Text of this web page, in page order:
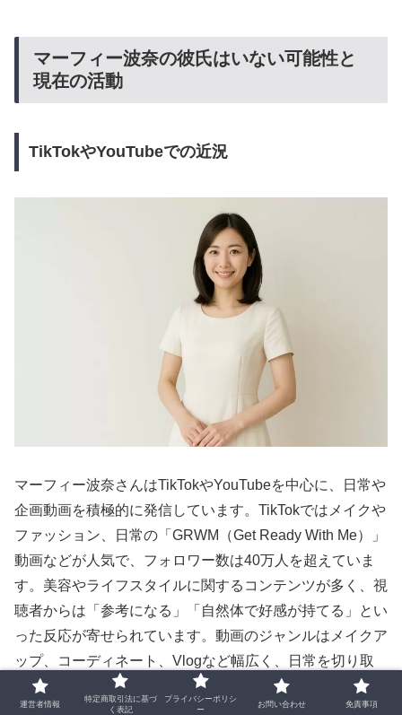
マーフィー波奈の彼氏はいない可能性と
現在の活動
TikTokやYouTubeでの近況
マーフィー波奈さんはTikTokやYouTubeを中心に、日常や
企画動画を積極的に発信しています。TikTokではメイクや
ファッション、日常の「GRWM（Get Ready With Me）」
動画などが人気で、フォロワー数は40万人を超えていま
す。美容やライフスタイルに関するコンテンツが多く、視
聴者からは「参考になる」「自然体で好感が持てる」とい
った反応が寄せられています。動画のジャンルはメイクア
ップ、コーディネート、Vlogなど幅広く、日常を切り取
ったような内容が多いため、親しみやすさが特徴です。
運営者情報
特定商取引法に基づ
く表記
プライバシーポリシ
ー
お問い合わせ 免責事項